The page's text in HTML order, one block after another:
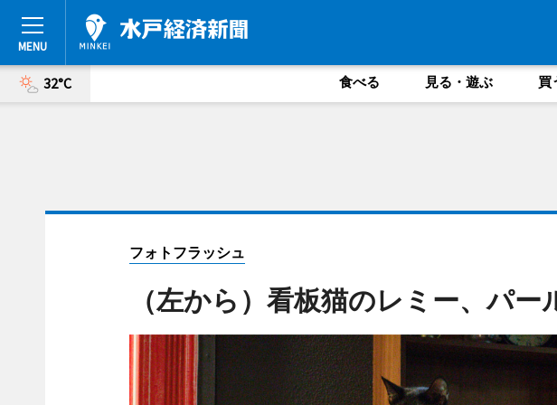
32°C 食べる 見る・遊ぶ 買
フォトフラッシュ
（左から）看板猫のレミー、パー